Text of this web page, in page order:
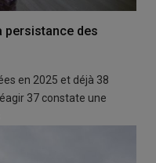
persistance des
en 2025 et déjà 38
37 constate une